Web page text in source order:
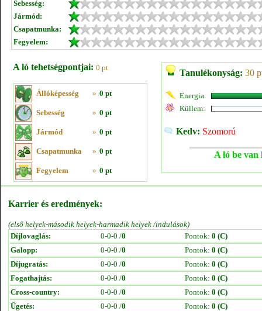
Sebesség:
Jármód:
Csapatmunka:
Fegyelem:
A ló tehetségpontjai: 0 pt
Állóképesség » 0 pt
Sebesség » 0 pt
Jármód » 0 pt
Csapatmunka » 0 pt
Fegyelem » 0 pt
Tanulékonyság: 30
Energia:
Küllem:
Kedv: Szomorú
A ló be van
Karrier és eredmények:
(első helyek-második helyek-harmadik helyek /indulások)
Díjlovaglás:
0-0-0 /0 Pontok: 0 (C)
Galopp:
0-0-0 /0 Pontok: 0 (C)
Díjugratás:
0-0-0 /0 Pontok: 0 (C)
Fogathajtás:
0-0-0 /0 Pontok: 0 (C)
Cross-country:
0-0-0 /0 Pontok: 0 (C)
Ügetés:
0-0-0 /0 Pontok: 0 (C)